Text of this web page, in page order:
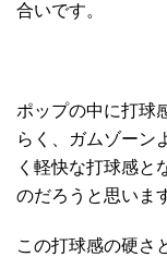
合いです。
ポップの中に打球
らく、ガムゾーン
く軽快な打球感と
のだろうと思いま
この打球感の硬さ